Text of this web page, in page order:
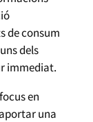
de consum
dels
immediat.
en
una